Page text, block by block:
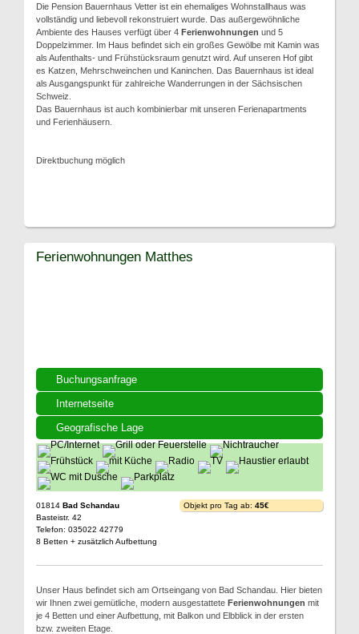
Die Pension Bauernhaus Vetter ist ein ehemaliges Wohnstallhaus was
vollständig und liebevoll rekonstruiert wurde. Das außergewöhnliche
Ambiente des Hauses verfügt über 4 Ferienwohnungen und 5
Doppelzimmer. Im Haus befindet sich ein großes Gewölbe mit Kamin was
als Aufenthalts- und Frühstücksraum genutzt wird. Auf unseren Hof gibt
es Katzen, Mehrschweinchen und Kaninchen. Das Bauernhaus ist ideal
als Ausgangspunkt für zahlreiche Wanderrungen in der Sächsischen
Schweiz.
Das Bauernhaus ist auch kombinierbar mit unseren Ferienapartments
und Ferienhäusern.
Direktbuchung möglich
Buchungsanfrage
Internetseite
Geografische Lage
Ferienwohnungen Matthes
01814 Bad Schandau
Basteistr. 42
Telefon: 035022 42779
8 Betten + zusätzlich Aufbettung
Objekt pro Tag ab: 45€
Unser Haus befindet sich am Ortseingang von Bad Schandau. Hier bieten
wir Ihnen zwei gemütliche, modern ausgestattete Ferienwohnungen mit
je 4 Betten und einer Aufbettung, mit Balkon und Elbblick in der ersten
bzw. zweiten Etage.